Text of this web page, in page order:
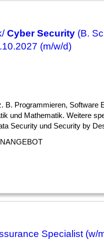
Cyber Security (B.
(m/w/d)
B. Programmieren, Software
und Mathematik. Weitere
Security und Security by
Specialist (w/